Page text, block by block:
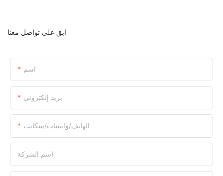
ابق على تواصل معنا
اسم
بريد إلكتروني
الهاتف/واتساب/سكايب
اسم الشركة